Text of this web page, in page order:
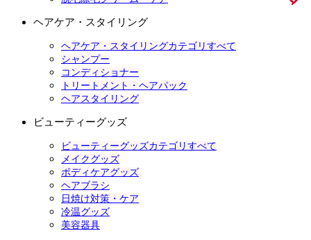
ヘアケア・スタイリング
ヘアケア・スタイリングカテゴリすべて
シャンプー
コンディショナー
トリートメント・ヘアパック
ヘアスタイリング
ビューティーグッズ
ビューティーグッズカテゴリすべて
メイクグッズ
ボディケアグッズ
ヘアブラシ
日焼け対策・ケア
冷温グッズ
美容器具